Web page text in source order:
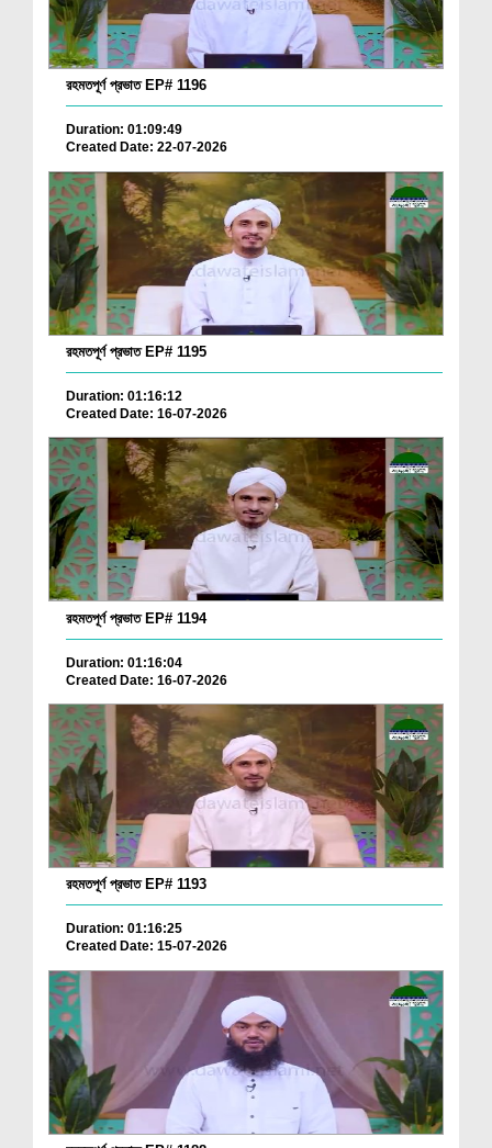
রহমতপূর্ণ প্রভাত EP# 1196
Duration: 01:09:49
Created Date: 22-07-2026
রহমতপূর্ণ প্রভাত EP# 1195
Duration: 01:16:12
Created Date: 16-07-2026
রহমতপূর্ণ প্রভাত EP# 1194
Duration: 01:16:04
Created Date: 16-07-2026
রহমতপূর্ণ প্রভাত EP# 1193
Duration: 01:16:25
Created Date: 15-07-2026